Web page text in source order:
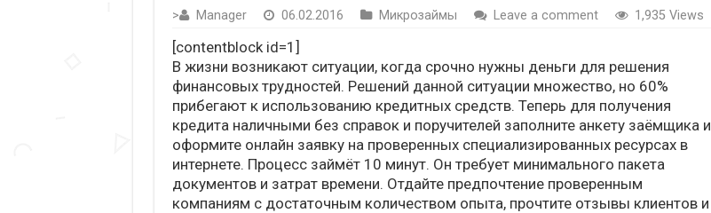
> Manager 06.02.2016 Микрозаймы Leave a comment 1,935 Views
[contentblock id=1]
В жизни возникают ситуации, когда срочно нужны деньги для решения
финансовых трудностей. Решений данной ситуации множество, но 60%
прибегают к использованию кредитных средств. Теперь для получения
кредита наличными без справок и поручителей заполните анкету заёмщика и
оформите онлайн заявку на проверенных специализированных ресурсах в
интернете. Процесс займёт 10 минут. Он требует минимального пакета
документов и затрат времени. Отдайте предпочтение проверенным
компаниям с достаточным количеством опыта, прочтите отзывы клиентов и